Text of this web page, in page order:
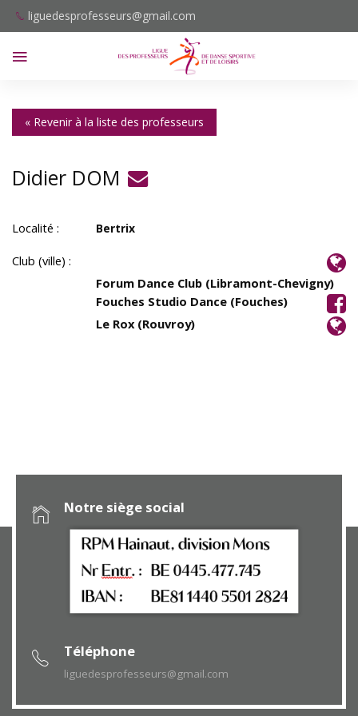
liguedesprofesseurs@gmail.com
« Revenir à la liste des professeurs
Didier DOM
Localité : Bertrix
Club (ville) :
Forum Dance Club (Libramont-Chevigny)
Fouches Studio Dance (Fouches)
Le Rox (Rouvroy)
Notre siège social
Téléphone
liguedesprofesseurs@gmail.com